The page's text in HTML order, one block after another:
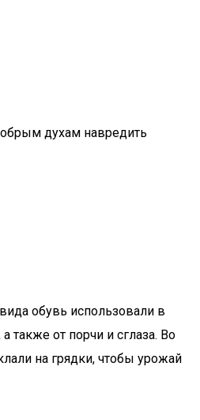
духам навредить
обувь использовали в
от порчи и сглаза. Во
на грядки, чтобы урожай